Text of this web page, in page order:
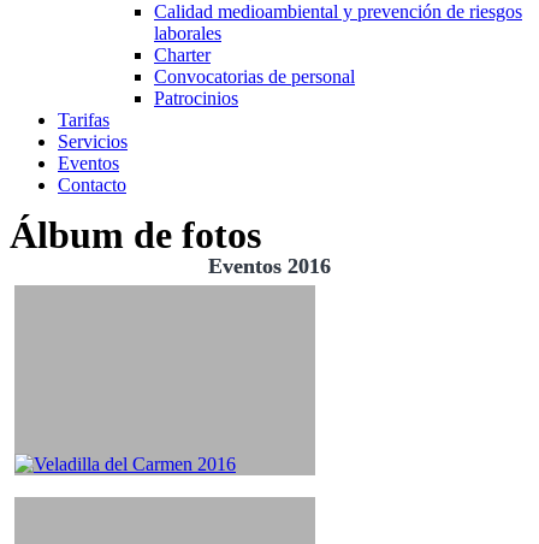
Calidad medioambiental y prevención de riesgos
laborales
Charter
Convocatorias de personal
Patrocinios
Tarifas
Servicios
Eventos
Contacto
Álbum de fotos
Eventos 2016